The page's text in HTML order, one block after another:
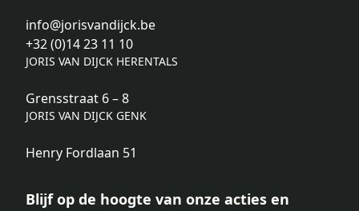
info@jorisvandijck.be
+32 (0)14 23 11 10
JORIS VAN DIJCK HERENTALS
Grensstraat 6 – 8
JORIS VAN DIJCK GENK
Henry Fordlaan 51
Blijf op de hoogte van onze acties en